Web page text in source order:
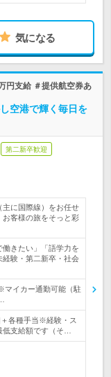
気になる
円支給 ＃提供航空券あ
空港で輝く毎日を
第二新卒歓迎
主に国際線）をお任せ
お客様の旅をそっと彩
働きたい」「語学力を
験・第二新卒・社会
マイカー通勤可能（駐
各種手当※経験・ス
支給額です（そ…